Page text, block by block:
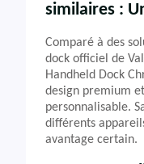
similaires :
Comparé à des
dock officiel de
Handheld Dock
design premium
personnalisable.
différents
avantage certain.